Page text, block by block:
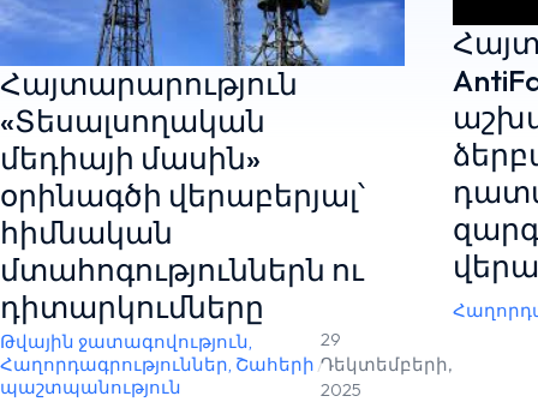
Հայտարարություն
«Տեսալսողական
մեդիայի մասին»
օրինագծի վերաբերյալ՝
հիմնական
մտահոգություններն ու
դիտարկումները
Թվային ջատագովություն,
Հաղորդագրություններ, Շահերի
պաշտպանություն
/
29
Դեկտեմբերի,
2025